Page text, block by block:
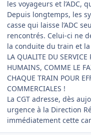
les voyageurs et l’ADC,
Depuis longtemps, les
casse qui laisse l’ADC
rencontrés. Celui-ci ne
la conduite du train et
LA QUALITE DU
HUMAINS, COMME LE
CHAQUE TRAIN POUR
COMMERCIALES !
La CGT adresse, dès
urgence à la Direction
immédiatement cette